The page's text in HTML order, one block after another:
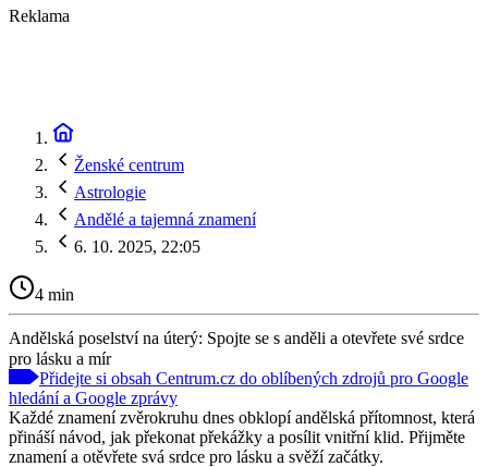
Reklama
Ženské centrum
Astrologie
Andělé a tajemná znamení
6. 10. 2025, 22:05
4 min
Andělská poselství na úterý: Spojte se s anděli a otevřete své srdce
pro lásku a mír
Přidejte si obsah Centrum.cz do oblíbených zdrojů pro Google
hledání a Google zprávy
Každé znamení zvěrokruhu dnes obklopí andělská přítomnost, která
přináší návod, jak překonat překážky a posílit vnitřní klid. Přijměte
znamení a otěvřete svá srdce pro lásku a svěží začátky.